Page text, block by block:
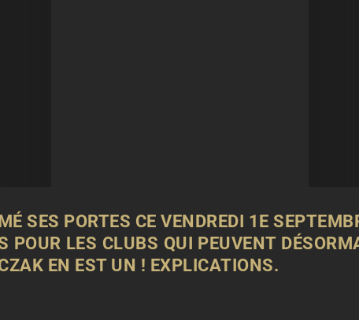
SES PORTES CE VENDREDI 1E
POUR LES CLUBS QUI PEUVENT
EN EST UN ! EXPLICATIONS.